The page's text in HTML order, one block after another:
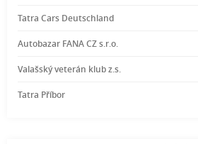
Tatra Cars Deutschland
Autobazar FANA CZ s.r.o.
Valašský veterán klub z.s.
Tatra Příbor